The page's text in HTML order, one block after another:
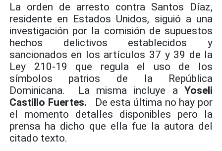
La orden de arresto contra Santos Díaz,
residente en Estados Unidos, siguió a una
investigación por la comisión de supuestos
hechos delictivos establecidos y
sancionados en los artículos 37 y 39 de la
Ley 210-19 que regula el uso de los
símbolos patrios de la República
Dominicana. La misma incluye aYoseli
Castillo Fuertes.
De esta última no hay por
el momento detalles disponibles pero la
prensa ha dicho que ella fue la autora del
citado texto.